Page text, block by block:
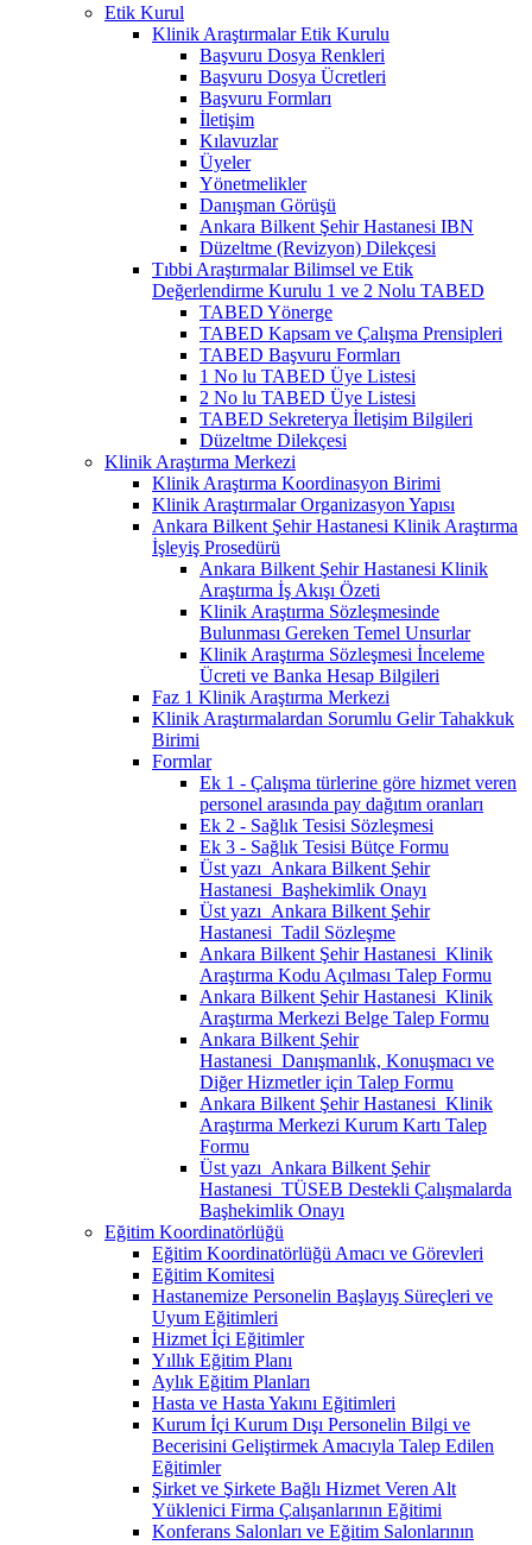
Etik Kurul
Klinik Araştırmalar Etik Kurulu
Başvuru Dosya Renkleri
Başvuru Dosya Ücretleri
Başvuru Formları
İletişim
Kılavuzlar
Üyeler
Yönetmelikler
Danışman Görüşü
Ankara Bilkent Şehir Hastanesi IBN
Düzeltme (Revizyon) Dilekçesi
Tıbbi Araştırmalar Bilimsel ve Etik
Değerlendirme Kurulu 1 ve 2 Nolu TABED
TABED Yönerge
TABED Kapsam ve Çalışma Prensipleri
TABED Başvuru Formları
1 No lu TABED Üye Listesi
2 No lu TABED Üye Listesi
TABED Sekreterya İletişim Bilgileri
Düzeltme Dilekçesi
Klinik Araştırma Merkezi
Klinik Araştırma Koordinasyon Birimi
Klinik Araştırmalar Organizasyon Yapısı
Ankara Bilkent Şehir Hastanesi Klinik Araştırma
İşleyiş Prosedürü
Ankara Bilkent Şehir Hastanesi Klinik
Araştırma İş Akışı Özeti
Klinik Araştırma Sözleşmesinde
Bulunması Gereken Temel Unsurlar
Klinik Araştırma Sözleşmesi İnceleme
Ücreti ve Banka Hesap Bilgileri
Faz 1 Klinik Araştırma Merkezi
Klinik Araştırmalardan Sorumlu Gelir Tahakkuk
Birimi
Formlar
Ek 1 - Çalışma türlerine göre hizmet veren
personel arasında pay dağıtım oranları
Ek 2 - Sağlık Tesisi Sözleşmesi
Ek 3 - Sağlık Tesisi Bütçe Formu
Üst yazı_Ankara Bilkent Şehir
Hastanesi_Başhekimlik Onayı
Üst yazı_Ankara Bilkent Şehir
Hastanesi_Tadil Sözleşme
Ankara Bilkent Şehir Hastanesi_Klinik
Araştırma Kodu Açılması Talep Formu
Ankara Bilkent Şehir Hastanesi_Klinik
Araştırma Merkezi Belge Talep Formu
Ankara Bilkent Şehir
Hastanesi_Danışmanlık, Konuşmacı ve
Diğer Hizmetler için Talep Formu
Ankara Bilkent Şehir Hastanesi_Klinik
Araştırma Merkezi Kurum Kartı Talep
Formu
Üst yazı_Ankara Bilkent Şehir
Hastanesi_TÜSEB Destekli Çalışmalarda
Başhekimlik Onayı
Eğitim Koordinatörlüğü
Eğitim Koordinatörlüğü Amacı ve Görevleri
Eğitim Komitesi
Hastanemize Personelin Başlayış Süreçleri ve
Uyum Eğitimleri
Hizmet İçi Eğitimler
Yıllık Eğitim Planı
Aylık Eğitim Planları
Hasta ve Hasta Yakını Eğitimleri
Kurum İçi Kurum Dışı Personelin Bilgi ve
Becerisini Geliştirmek Amacıyla Talep Edilen
Eğitimler
Şirket ve Şirkete Bağlı Hizmet Veren Alt
Yüklenici Firma Çalışanlarının Eğitimi
Konferans Salonları ve Eğitim Salonlarının